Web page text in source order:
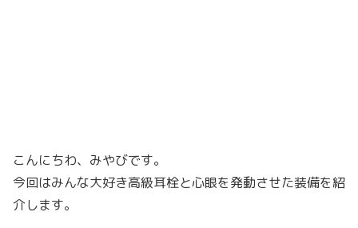
こんにちわ、みやびです。
今回はみんな大好き高級耳栓と心眼を発動させた装備を紹
介します。